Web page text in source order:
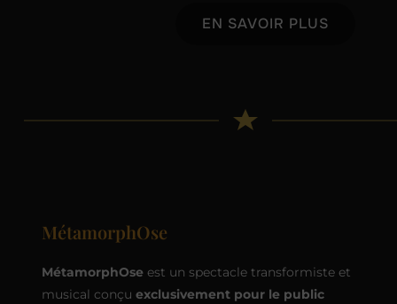
EN SAVOIR PLUS
MétamorphOse
MétamorphOse est un spectacle transformiste et
musical conçu exclusivement pour le public